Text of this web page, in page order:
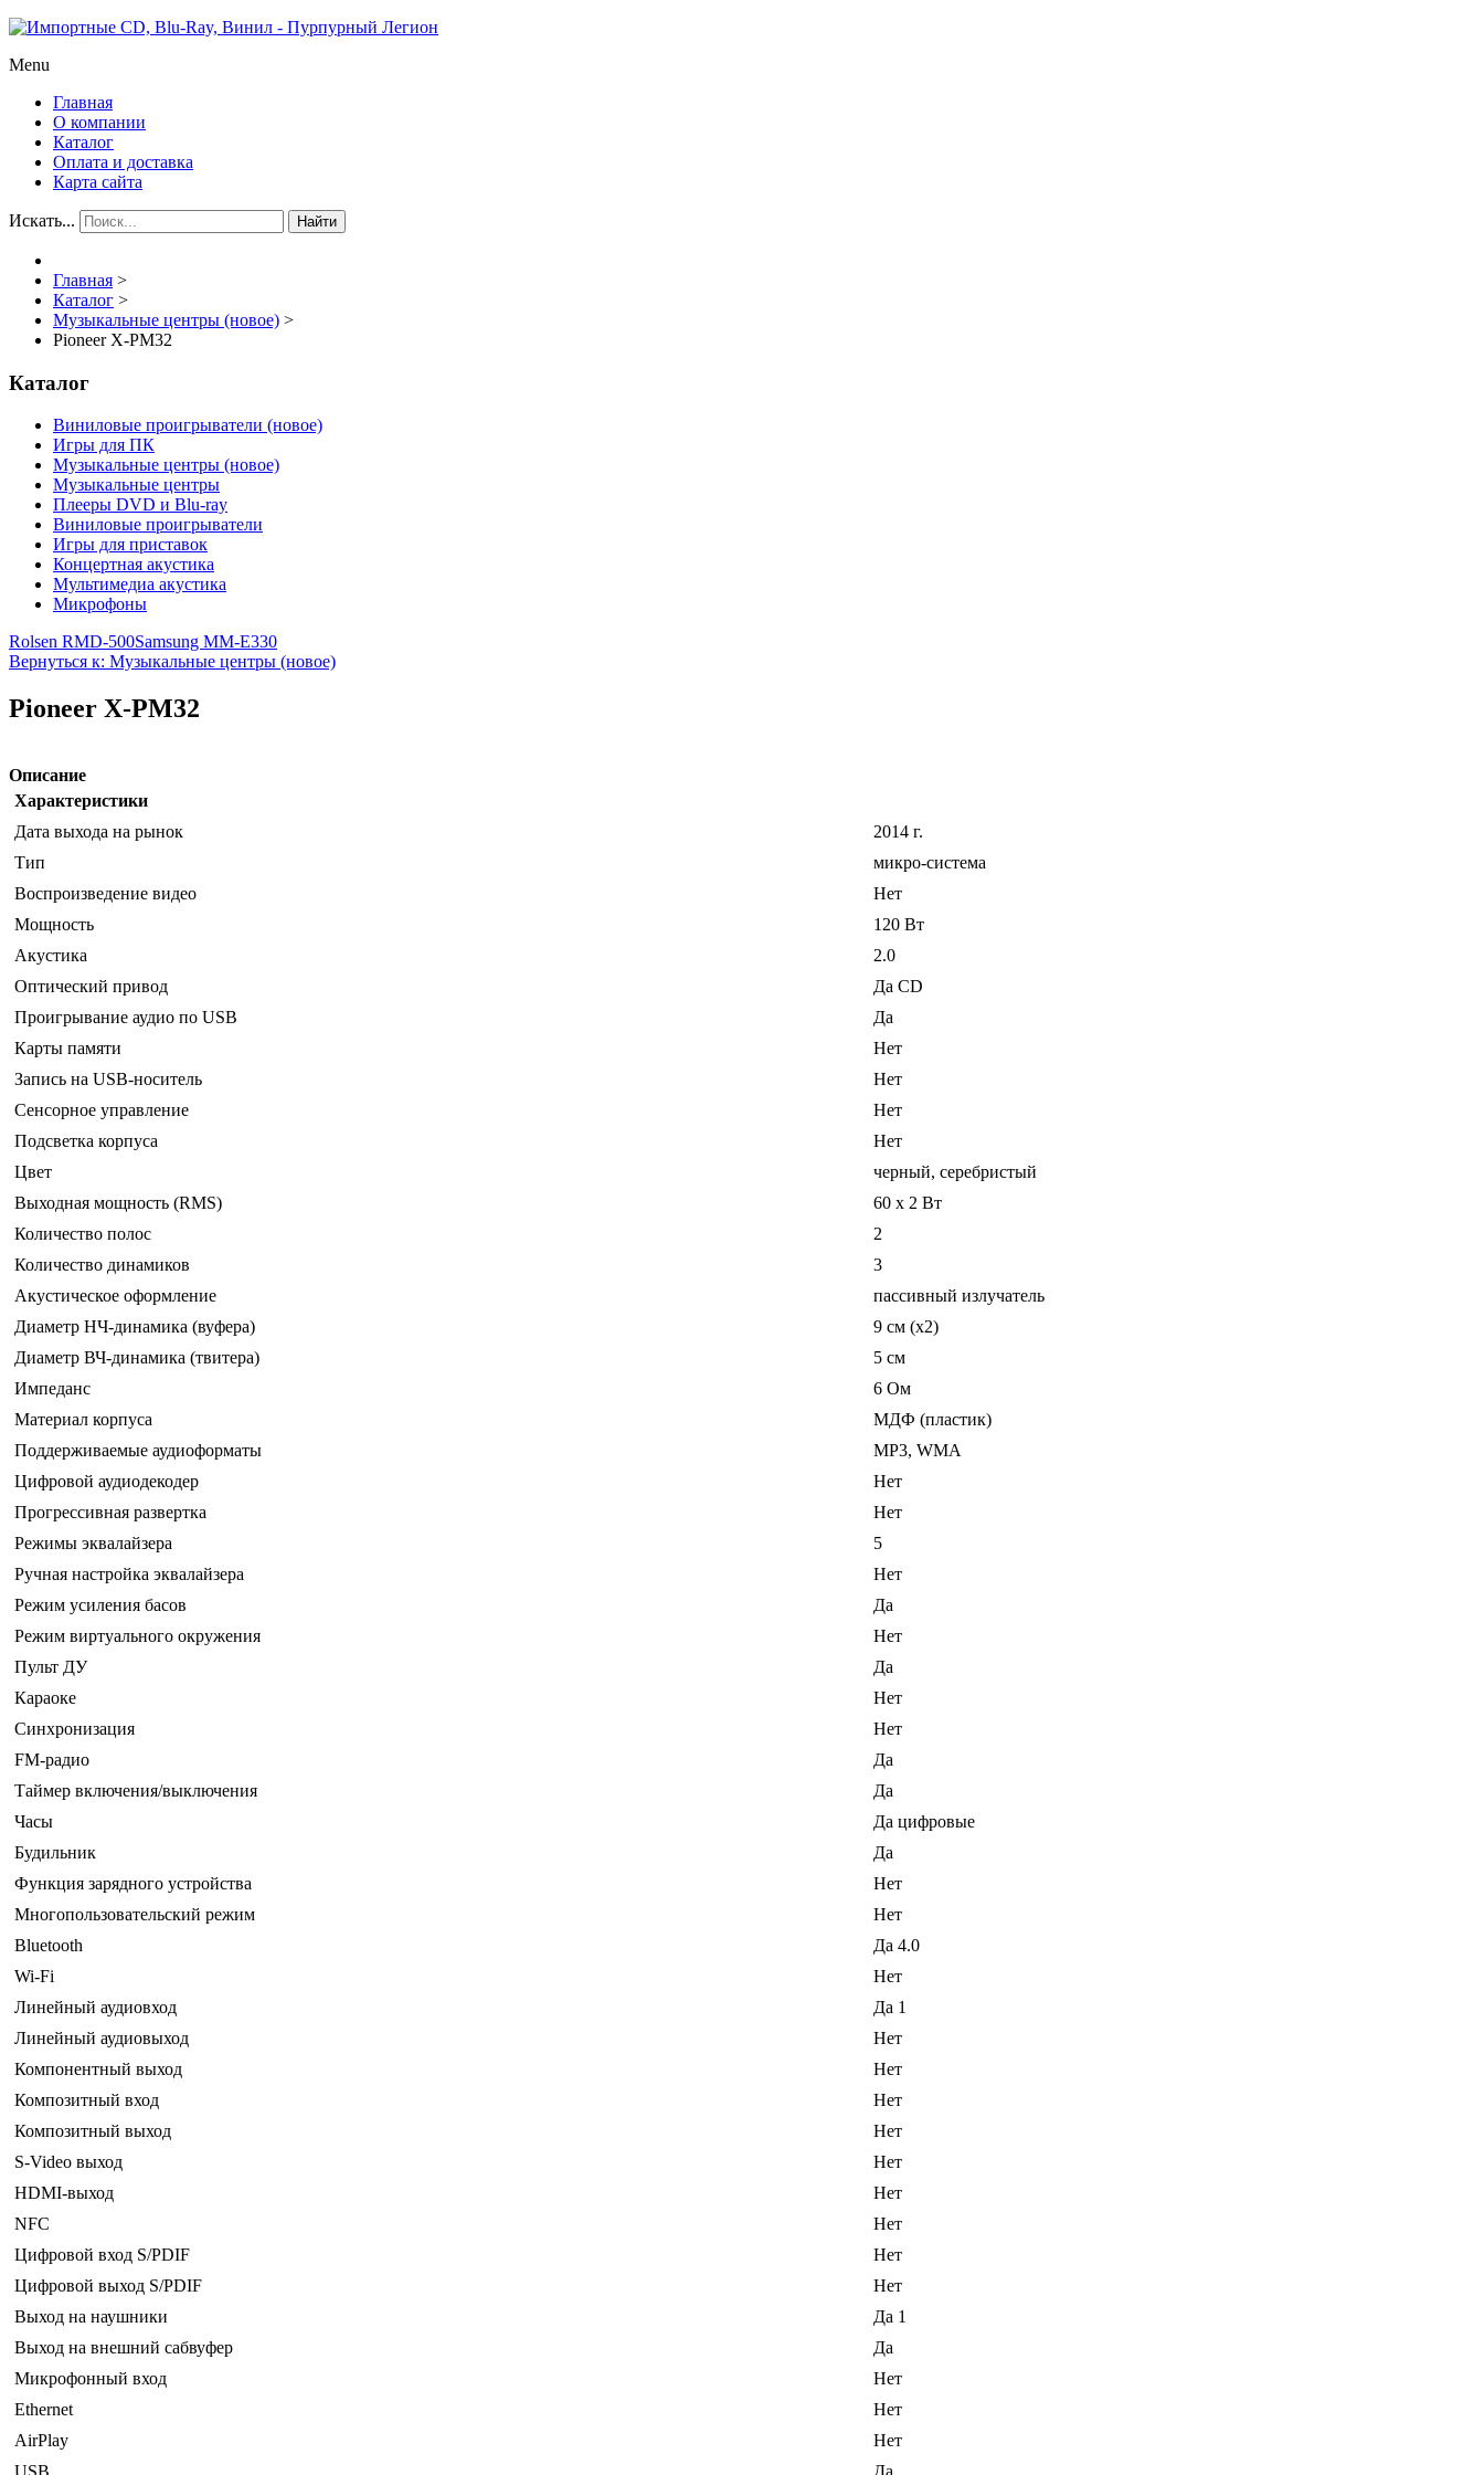
Menu
Главная
О компании
Каталог
Оплата и доставка
Карта сайта
Искать... Найти
Главная >
Каталог >
Музыкальные центры (новое) >
Pioneer X-PM32
Каталог
Виниловые проигрыватели (новое)
Игры для ПК
Музыкальные центры (новое)
Музыкальные центры
Плееры DVD и Blu-ray
Виниловые проигрыватели
Игры для приставок
Концертная акустика
Мультимедиа акустика
Микрофоны
Rolsen RMD-500Samsung MM-E330
Вернуться к: Музыкальные центры (новое)
Pioneer X-PM32
Описание
Характеристики
Дата выхода на рынок
2014 г.
Тип
микро-система
Воспроизведение видео
Нет
Мощность
120 Вт
Акустика
2.0
Оптический привод
Да CD
Проигрывание аудио по USB
Да
Карты памяти
Нет
Запись на USB-носитель
Нет
Сенсорное управление
Нет
Подсветка корпуса
Нет
Цвет
черный, серебристый
Выходная мощность (RMS)
60 x 2 Вт
Количество полос
2
Количество динамиков
3
Акустическое оформление
пассивный излучатель
Диаметр НЧ-динамика (вуфера)
9 см (x2)
Диаметр ВЧ-динамика (твитера)
5 см
Импеданс
6 Ом
Материал корпуса
МДФ (пластик)
Поддерживаемые аудиоформаты
MP3, WMA
Цифровой аудиодекодер
Нет
Прогрессивная развертка
Нет
Режимы эквалайзера
5
Ручная настройка эквалайзера
Нет
Режим усиления басов
Да
Режим виртуального окружения
Нет
Пульт ДУ
Да
Караоке
Нет
Синхронизация
Нет
FM-радио
Да
Таймер включения/выключения
Да
Часы
Да цифровые
Будильник
Да
Функция зарядного устройства
Нет
Многопользовательский режим
Нет
Bluetooth
Да 4.0
Wi-Fi
Нет
Линейный аудиовход
Да 1
Линейный аудиовыход
Нет
Компонентный выход
Нет
Композитный вход
Нет
Композитный выход
Нет
S-Video выход
Нет
HDMI-выход
Нет
NFC
Нет
Цифровой вход S/PDIF
Нет
Цифровой выход S/PDIF
Нет
Выход на наушники
Да 1
Выход на внешний сабвуфер
Да
Микрофонный вход
Нет
Ethernet
Нет
AirPlay
Нет